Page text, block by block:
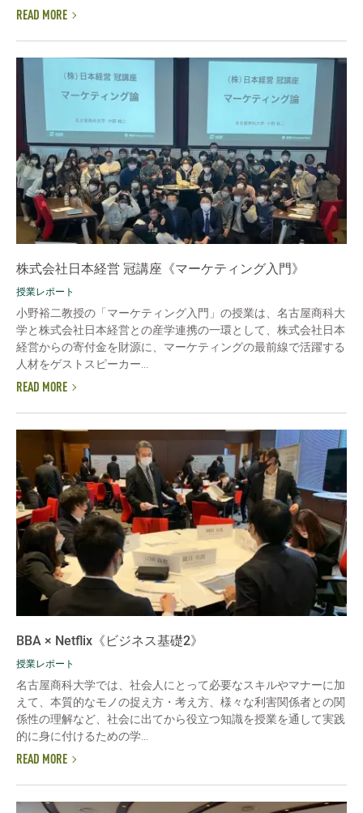
READ MORE
株式会社日本経営 冠講座《マーケティング入門》
授業レポート
小野裕二教授の「マーケティング入門」の授業は、名古屋商科大
学と株式会社日本経営との産学連携の一環として、株式会社日本
経営からの寄付金を財源に、マーケティングの最前線で活躍する
人材をゲストスピーカー...
READ MORE
BBA × Netflix《ビジネス基礎2》
授業レポート
名古屋商科大学では、社会人にとって必要なスキルやマナーに加
えて、本質的なモノの捉え方・考え方、様々な利害関係者との関
係性の理解など、社会に出てから役立つ知識を授業を通して実践
的に身に付けるための学...
READ MORE